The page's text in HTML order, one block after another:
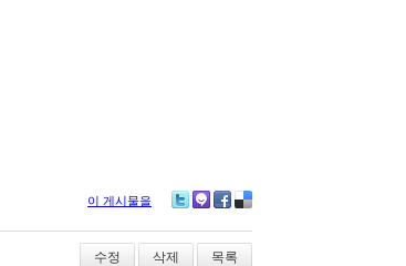
이 게시물을
수정 삭제 목록